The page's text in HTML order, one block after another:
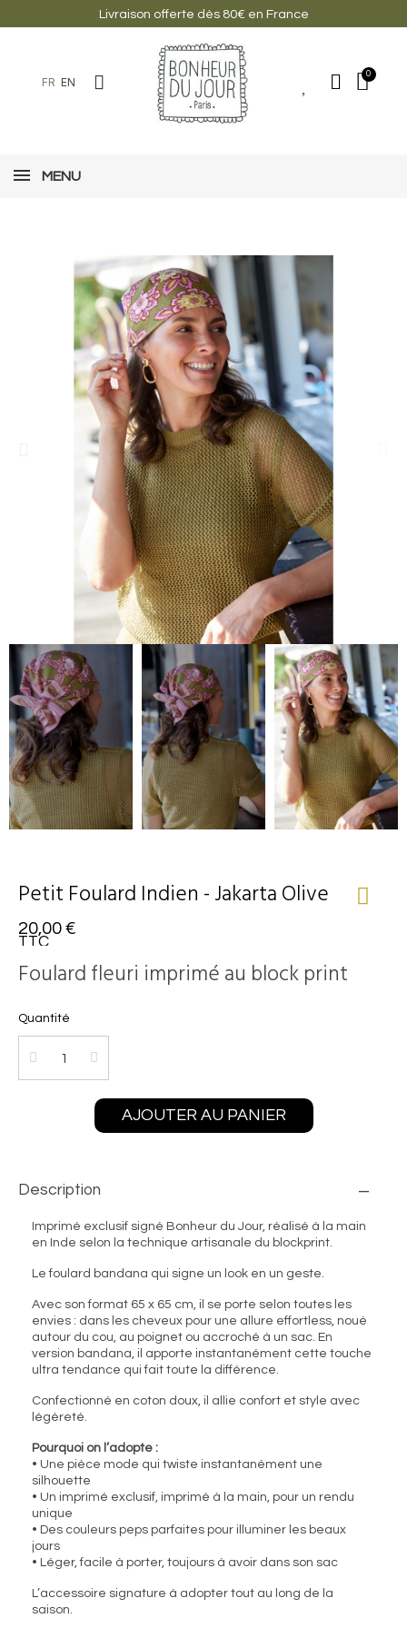
Livraison offerte dès 80€ en France
FR EN
MENU
Petit Foulard Indien - Jakarta Olive
20,00 €
TTC
Foulard fleuri imprimé au block print
Quantité
AJOUTER AU PANIER
Description
Imprimé exclusif signé Bonheur du Jour, réalisé à la main
en Inde selon la technique artisanale du blockprint.
Le foulard bandana qui signe un look en un geste.
Avec son format 65 x 65 cm, il se porte selon toutes les
envies : dans les cheveux pour une allure effortless, noué
autour du cou, au poignet ou accroché à un sac. En
version bandana, il apporte instantanément cette touche
ultra tendance qui fait toute la différence.
Confectionné en coton doux, il allie confort et style avec
légèreté.
Pourquoi on l’adopte :
• Une pièce mode qui twiste instantanément une
silhouette
• Un imprimé exclusif, imprimé à la main, pour un rendu
unique
• Des couleurs peps parfaites pour illuminer les beaux
jours
• Léger, facile à porter, toujours à avoir dans son sac
L’accessoire signature à adopter tout au long de la
saison.